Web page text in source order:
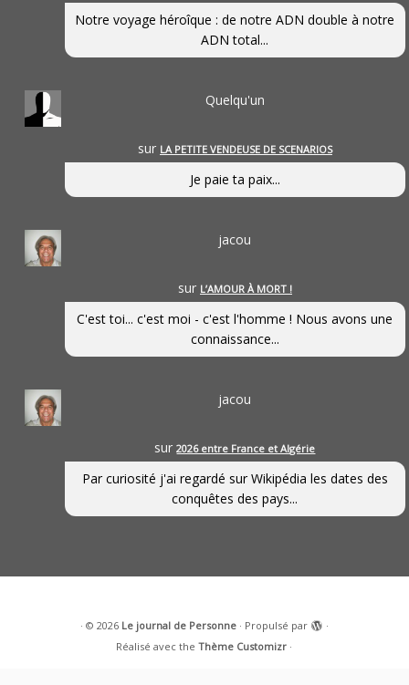
Notre voyage héroîque : de notre ADN double à notre
ADN total...
Quelqu'un
sur LA PETITE VENDEUSE DE SCENARIOS
Je paie ta paix...
jacou
sur L’AMOUR À MORT !
C'est toi... c'est moi - c'est l'homme ! Nous avons une
connaissance...
jacou
sur2026 entre France et Algérie
Par curiosité j'ai regardé sur Wikipédia les dates des
conquêtes des pays...
· © 2026 Le journal de Personne· Propulsé par
·
Réalisé avec theThème Customizr ·